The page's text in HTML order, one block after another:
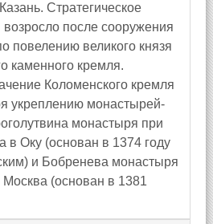
Стратегическое
после сооружения
повелению великого князя
каменного кремля.
Коломенского кремля
укреплению монастырей-
монастыря при
в Оку (основан в 1374 году
и Бобренева монастыря
(основан в 1381